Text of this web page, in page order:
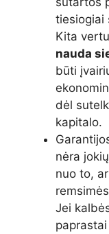
tiesiogiai
Kita
nauda
būti
dėl
kapitalo.
nėra
nuo to,
Jei